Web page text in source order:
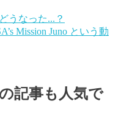
うなった...？
Mission Juno という動
記事も人気で